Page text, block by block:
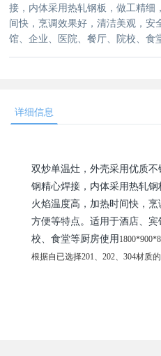
接，内体采用热轧钢板，做工精
间快，烹调效果好，清洁美观，
馆、企业、医院、餐厅、院校、
详细信息
双炒单温灶，外壳采用优质
钢精心焊接，内体采用热轧钢
火焰温度高，加热时间快，
方便等特点。适用于酒店、
校、食堂等厨房使用
根据自已选择201、202、304材质